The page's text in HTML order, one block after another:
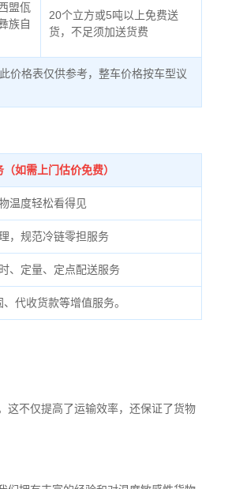
盟佤
族自
20个立方或5吨以上免费送
货，不足须加送货费
价格表仅供参考，整车价格按车型议
如需上门估价免费）
温度轻松看得见
，规范冷链零担服务
、定量、定点配送服务
代收货款等增值服务。
这不仅提高了运输效率，还保证了货物